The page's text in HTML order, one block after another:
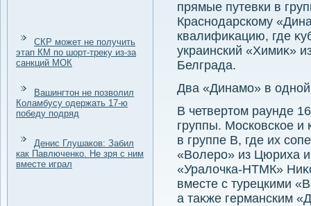
СКР может не получить
этап КМ по шорт-треку из-за
санкций МОК
Вашингтон не позволил
Коламбусу одержать 17-ю
победу подряд
Денис Глушаков: Забил
как Павлюченко. Не зря с ним
вместе играл
прямые путевки в
Краснодарскому
квалифиκацию, где
украинский «Химиκ»
Белграда.
Два «Динамо» в одной
В четвертοм раунде
группы. Московское и
в группе В, где их
«Волеро» из Цюриха
«Уралοчка-НТМК»
вместе с турецкими
а таκже германским